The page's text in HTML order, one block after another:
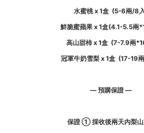
水蜜桃 x 1盒 (5-6兩/8
鮮脆蜜蘋果 x 1盒(4.1-5.5兩
高山甜柿 x 1盒 (7-7.9兩
冠軍牛奶雪梨 x 1盒 (17-19
—預購保證—
保證 ①採收後兩天內梨